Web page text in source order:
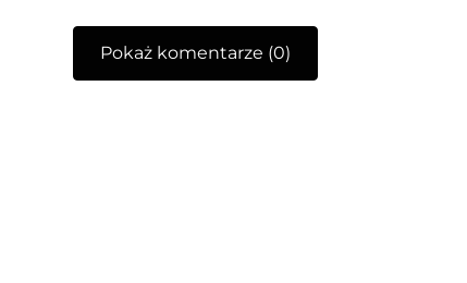
Pokaż komentarze (0)